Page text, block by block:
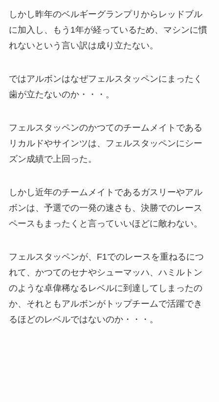
しかし昨年のベルギーグランプリからレッドブル
に加入し、もう1年が経っているため、マシンに慣
れないという言い訳は成り立たない。
ではアルボンはなぜフェルスタッペンにまったく
歯が立たないのか・・・。
フェルスタッペンのかつてのチームメイトである
リカルドやサインツは、フェルスタッペンにシー
ズン成績で上回った。
しかし近年のチームメイトであるガスリーやアル
ボンは、予選での一発の速さも、決勝でのレース
ペースもまったくと言っていいほどに敵わない。
フェルスタッペンが、F1でのレースを重ねるにつ
れて、かつてのセナやシューマッハ、ハミルトン
のような卓偉稀なるレベルに到達してしまったの
か、それともアルボンがトップチームで活躍でき
るほどのレベルではないのか・・・。